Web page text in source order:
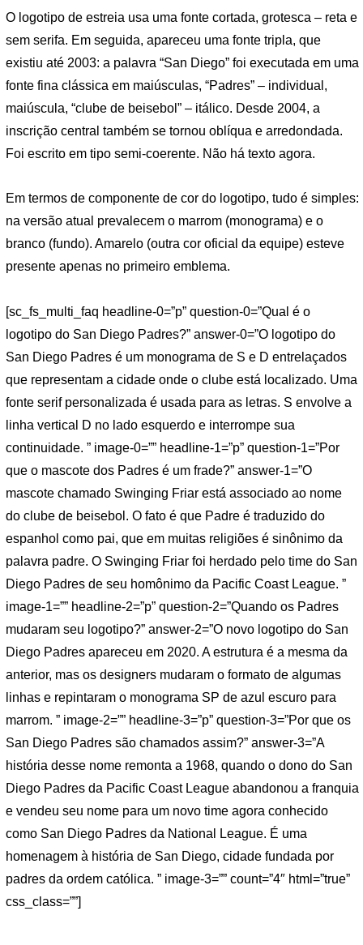
O logotipo de estreia usa uma fonte cortada, grotesca – reta e
sem serifa. Em seguida, apareceu uma fonte tripla, que
existiu até 2003: a palavra “San Diego” foi executada em uma
fonte fina clássica em maiúsculas, “Padres” – individual,
maiúscula, “clube de beisebol” – itálico. Desde 2004, a
inscrição central também se tornou oblíqua e arredondada.
Foi escrito em tipo semi-coerente. Não há texto agora.
Em termos de componente de cor do logotipo, tudo é simples:
na versão atual prevalecem o marrom (monograma) e o
branco (fundo). Amarelo (outra cor oficial da equipe) esteve
presente apenas no primeiro emblema.
[sc_fs_multi_faq headline-0=”p” question-0=”Qual é o
logotipo do San Diego Padres?” answer-0=”O logotipo do
San Diego Padres é um monograma de S e D entrelaçados
que representam a cidade onde o clube está localizado. Uma
fonte serif personalizada é usada para as letras. S envolve a
linha vertical D no lado esquerdo e interrompe sua
continuidade. ” image-0=”” headline-1=”p” question-1=”Por
que o mascote dos Padres é um frade?” answer-1=”O
mascote chamado Swinging Friar está associado ao nome
do clube de beisebol. O fato é que Padre é traduzido do
espanhol como pai, que em muitas religiões é sinônimo da
palavra padre. O Swinging Friar foi herdado pelo time do San
Diego Padres de seu homônimo da Pacific Coast League. ”
image-1=”” headline-2=”p” question-2=”Quando os Padres
mudaram seu logotipo?” answer-2=”O novo logotipo do San
Diego Padres apareceu em 2020. A estrutura é a mesma da
anterior, mas os designers mudaram o formato de algumas
linhas e repintaram o monograma SP de azul escuro para
marrom. ” image-2=”” headline-3=”p” question-3=”Por que os
San Diego Padres são chamados assim?” answer-3=”A
história desse nome remonta a 1968, quando o dono do San
Diego Padres da Pacific Coast League abandonou a franquia
e vendeu seu nome para um novo time agora conhecido
como San Diego Padres da National League. É uma
homenagem à história de San Diego, cidade fundada por
padres da ordem católica. ” image-3=”” count=”4″ html=”true”
css_class=””]